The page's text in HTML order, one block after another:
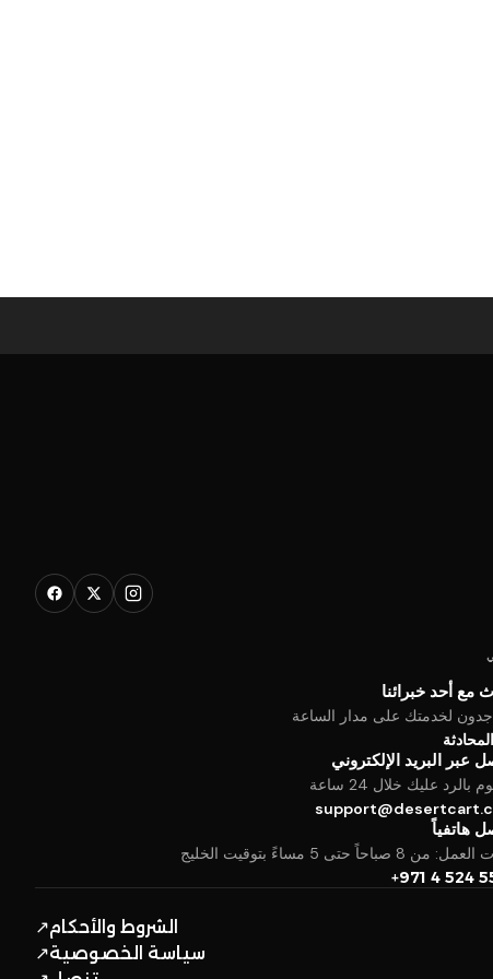
مع أحد خبرائنا
لخدمتك على مدار الساعة
عبر البريد الإلكتروني
بالرد عليك خلال 24 ساعة
هاتفياً
من 8 صباحاً حتى 5 مساءً بتوقيت الخليج
+971 4 524
الشروط والأحكام↗
سياسة الخصوصية↗